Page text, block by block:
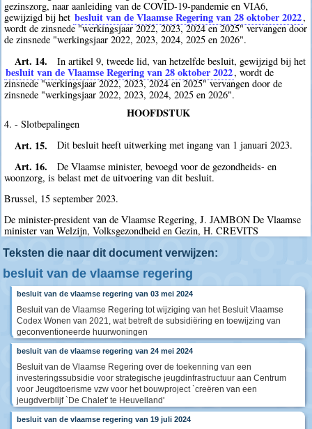
gezinszorg, naar aanleiding van de COVID-19-pandemie en VIA6,
gewijzigd bij het besluit van de Vlaamse Regering van 28 oktober 2022,
wordt de zinsnede "werkingsjaar 2022, 2023, 2024 en 2025" vervangen door
de zinsnede "werkingsjaar 2022, 2023, 2024, 2025 en 2026".
Art. 14. In artikel 9, tweede lid, van hetzelfde besluit, gewijzigd bij het
besluit van de Vlaamse Regering van 28 oktober 2022, wordt de
zinsnede "werkingsjaar 2022, 2023, 2024 en 2025" vervangen door de
zinsnede "werkingsjaar 2022, 2023, 2024, 2025 en 2026".
HOOFDSTUK
4. - Slotbepalingen
Art. 15. Dit besluit heeft uitwerking met ingang van 1 januari 2023.
Art. 16.
De Vlaamse minister, bevoegd voor de gezondheids- en
woonzorg, is belast met de uitvoering van dit besluit.
Brussel, 15 september 2023.
De minister-president van de Vlaamse Regering, J. JAMBON De Vlaamse
minister van Welzijn, Volksgezondheid en Gezin, H. CREVITS
Teksten die naar dit document verwijzen:
besluit van de vlaamse regering
besluit van de vlaamse regering van 03 mei 2024
Besluit van de Vlaamse Regering tot wijziging van het Besluit Vlaamse
Codex Wonen van 2021, wat betreft de subsidiëring en toewijzing van
geconventioneerde huurwoningen
besluit van de vlaamse regering van 24 mei 2024
Besluit van de Vlaamse Regering over de toekenning van een
investeringssubsidie voor strategische jeugdinfrastructuur aan Centrum
voor Jeugdtoerisme vzw voor het bouwproject `creëren van een
jeugdverblijf `De Chalet' te Heuvelland'
besluit van de vlaamse regering van 19 juli 2024